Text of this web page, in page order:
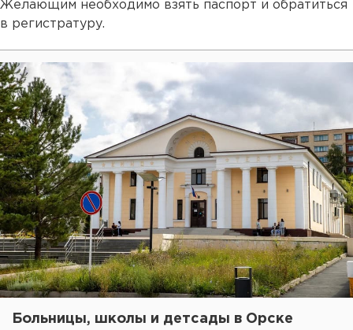
Желающим необходимо взять паспорт и обратиться
в регистратуру.
Больницы, школы и детсады в Орске